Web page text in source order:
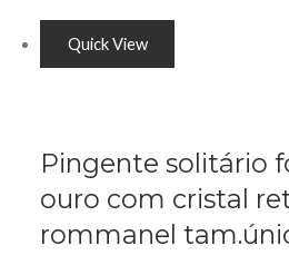
Quick View
Pingente solitário
ouro com cristal
rommanel